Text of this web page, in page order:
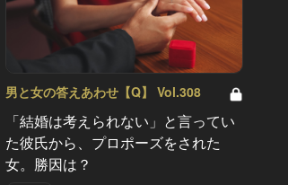
男と女の答えあわせ【Q】 Vol.308
「結婚は考えられない」と言ってい
た彼氏から、プロポーズをされた
女。勝因は？